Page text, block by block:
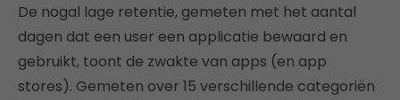
De nogal lage retentie, gemeten met het aantal
dagen dat een user een applicatie bewaard en
gebruikt, toont de zwakte van apps (en app
stores). Gemeten over 15 verschillende categoriën